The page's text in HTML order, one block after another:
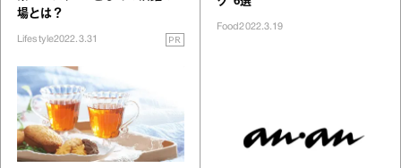
場とは？
Lifestyle2022.3.31 PR
Food2022.3.19